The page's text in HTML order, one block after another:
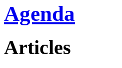
Agenda
Articles